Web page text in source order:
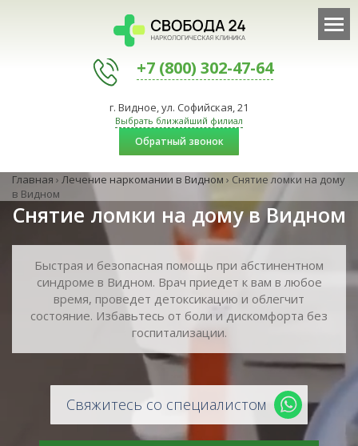
+7 (800) 302-47-64
г. Видное, ул. Софийская, 21
Выбрать ближайший филиал
Обратный звонок
Главная › Лечение наркомании в Видном › Снятие ломки на дому
в Видном
Снятие ломки на дому в Видном
Быстрая и безопасная помощь при абстинентном
синдроме в Видном. Врач приедет к вам в любое
время, проведет детоксикацию и облегчит
состояние. Избавьтесь от боли и дискомфорта без
госпитализации.
Свяжитесь со специалистом